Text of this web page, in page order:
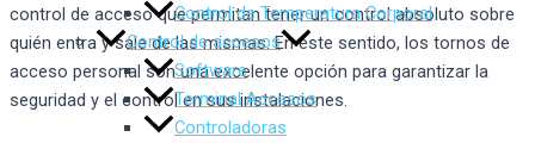
Control de Temperatura Corporal
Control de accesos
Software
Terminal Accesos
Controladoras
control de acceso que permitan tener un control absoluto sobre
quién entra y sale de las mismas. En este sentido, los tornos de
acceso personal son una excelente opción para garantizar la
seguridad y el control en sus instalaciones.